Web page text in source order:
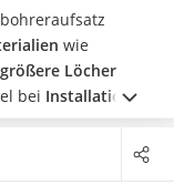
wie
größere Löcher
bei Installationen
dass
neben